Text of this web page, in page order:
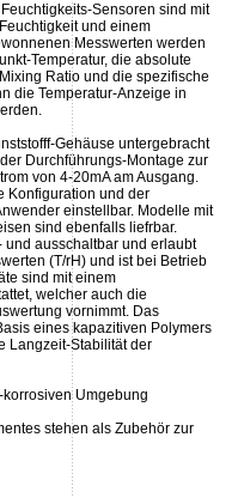
Sensoren sind mit
und einem
Messwerten werden
Temperatur, die absolute
Ratio und die spezifische
die Temperatur-Anzeige in
Gehäuse untergebracht
Durchführungs-Montage zur
von 4-20mA am Ausgang.
Konfiguration und der
einstellbar. Modelle mit
sind ebenfalls liefrbar.
und ausschaltbar und erlaubt
(T/rH) und ist bei Betrieb
sind mit einem
welcher auch die
vornimmt. Das
eines kapazitiven Polymers
Langzeit-Stabilität der
Umgebung
stehen als Zubehör zur